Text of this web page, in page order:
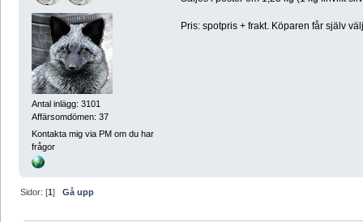
Antal inlägg: 3101
Affärsomdömen: 37
Kontakta mig via PM om du har
frågor
Pris: spotpris + frakt. Köparen får själv
Sidor: [1]Gå upp